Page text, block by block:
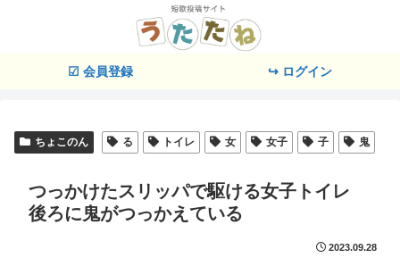
☑ 会員登録 ↪ ログイン
ちょこのん る トイレ 女 女子 子 鬼
つっかけたスリッパで駆ける女子トイレ
後ろに鬼がつっかえている
2023.09.28